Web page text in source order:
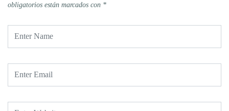
obligatorios están marcados con *